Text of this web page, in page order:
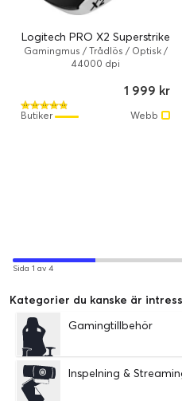
Logitech PRO X2 Superstrike
Gamingmus / Trådlös / Optisk /
44000 dpi
1 999 kr
Webb
Butiker
Sida 1 av 4
Kategorier du kanske är
Gamingtillbehör
Inspelning &